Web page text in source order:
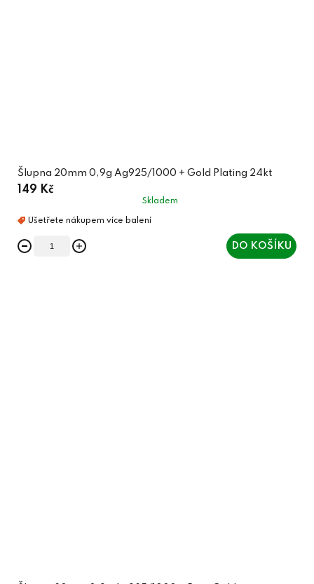
Šlupna 20mm 0,9g Ag925/1000 + Gold Plating 24kt
149 Kč
Skladem
DO KOŠÍKU